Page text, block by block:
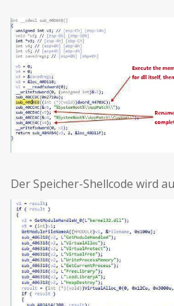
Der Speicher-Shellcode wird